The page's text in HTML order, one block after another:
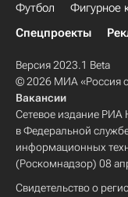
Футбол Фигурное
Спецпроекты
Версия 2023.1 Beta
© 2026 МИА «Россия
Вакансии
Сетевое издание РИА
в Федеральной
информационных
(Роскомнадзор) 08
Свидетельство о